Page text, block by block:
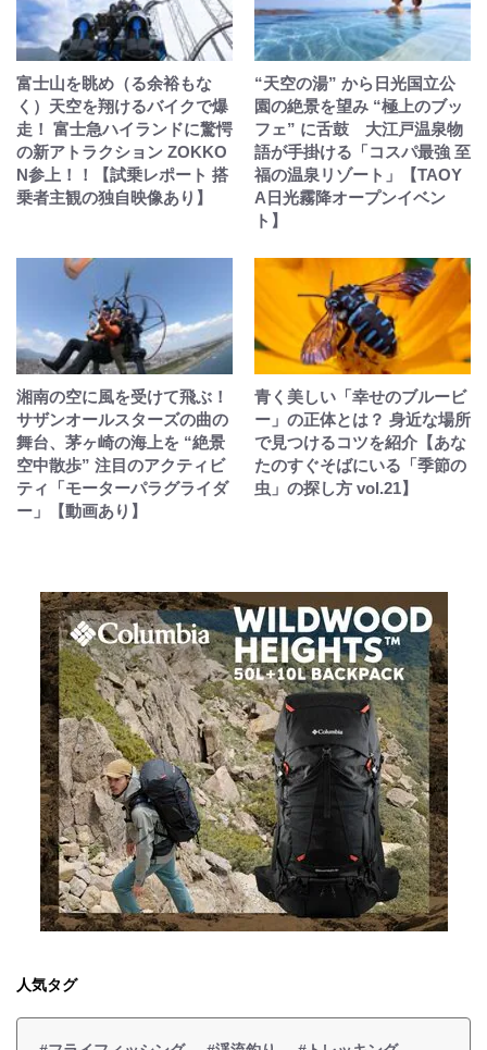
富士山を眺め（る余裕もな
く）天空を翔けるバイクで爆
走！ 富士急ハイランドに驚愕
の新アトラクション ZOKKO
N参上！！【試乗レポート 搭
乗者主観の独自映像あり】
“天空の湯” から日光国立公
園の絶景を望み “極上のブッ
フェ” に舌鼓 大江戸温泉物
語が手掛ける「コスパ最強 至
福の温泉リゾート」【TAOY
A日光霧降オープンイベン
ト】
湘南の空に風を受けて飛ぶ！
サザンオールスターズの曲の
舞台、茅ヶ崎の海上を “絶景
空中散歩” 注目のアクティビ
ティ「モーターパラグライダ
ー」【動画あり】
青く美しい「幸せのブルービ
ー」の正体とは？ 身近な場所
で見つけるコツを紹介【あな
たのすぐそばにいる「季節の
虫」の探し方 vol.21】
人気タグ